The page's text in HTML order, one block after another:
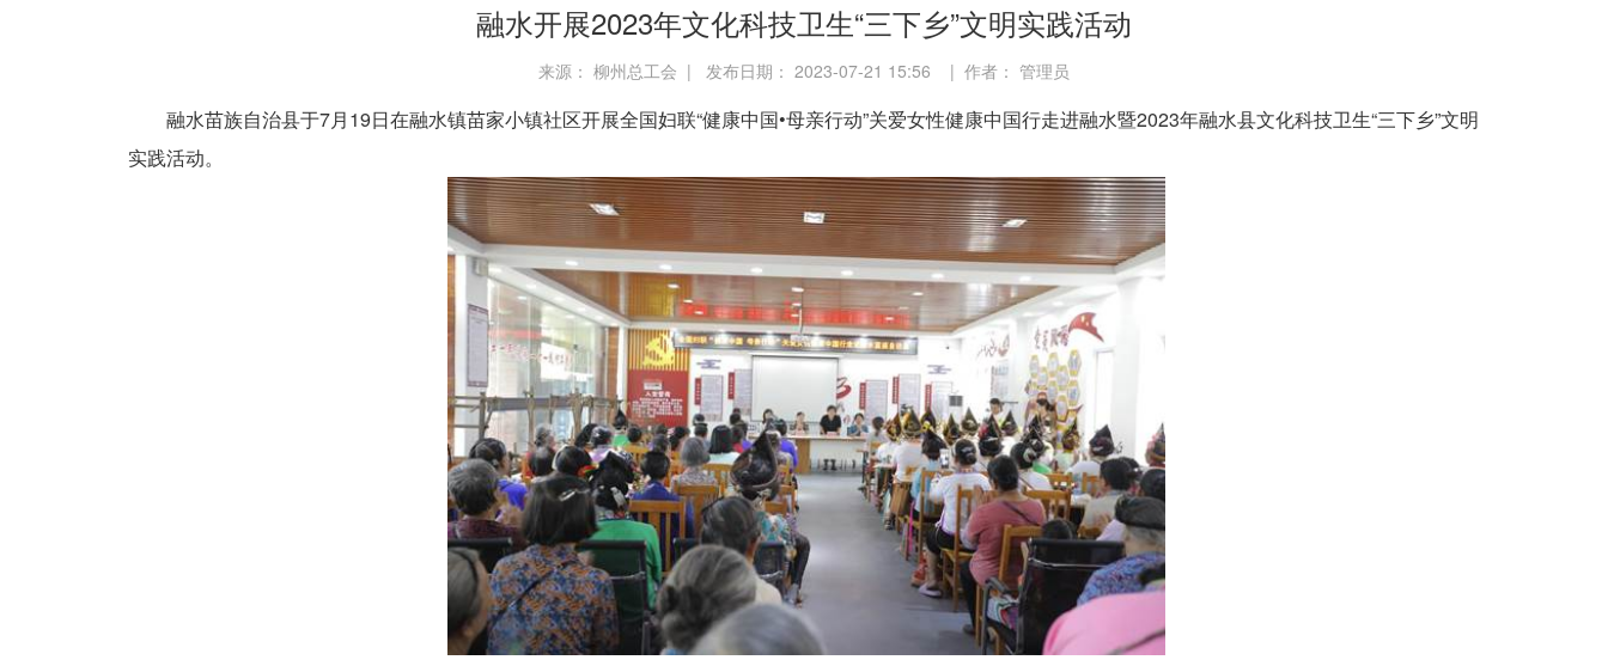
融水开展2023年文化科技卫生“三下乡”文明实践活动
来源： 柳州总工会 | 发布日期： 2023-07-21 15:56 | 作者： 管理员
融水苗族自治县于7月19日在融水镇苗家小镇社区开展全国妇联“健康中国•母亲行动”关爱女性健康中国行走进融水暨2023年融水县文化科技卫生“三下乡”文明
实践活动。